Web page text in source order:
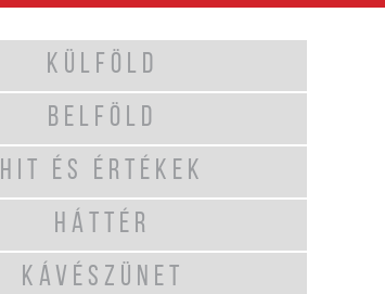
KÜLFÖLD
BELFÖLD
HIT ÉS ÉRTÉKEK
HÁTTÉR
KÁVÉSZÜNET